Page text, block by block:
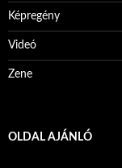
Képregény
Videó
Zene
OLDAL AJÁNLÓ